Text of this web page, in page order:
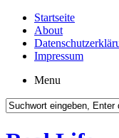
Startseite
About
Impressum
Menu